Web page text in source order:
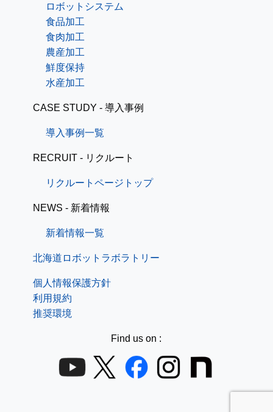
ロボットシステム
食品加工
食肉加工
農産加工
鮮度保持
水産加工
CASE STUDY - 導入事例
導入事例一覧
RECRUIT - リクルート
リクルートページトップ
NEWS - 新着情報
新着情報一覧
北海道ロボットラボラトリー
個人情報保護方針
利用規約
推奨環境
Find us on :